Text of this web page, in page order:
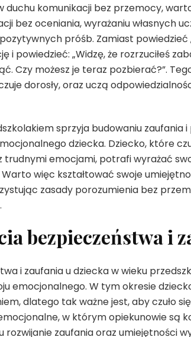
duchu komunikacji bez przemocy,
bez oceniania, wyrażaniu własnych
próśb. Zamiast powiedzieć
i powiedzieć: „Widzę, że rozrzuciłeś
Czy możesz je teraz pozbierać?”.
dorosły, oraz uczą
sprzyja budowaniu zaufania
dziecka. Dziecko, które
trudnymi emocjami, potrafi wyrażać
więc kształtować swoje
zasady porozumienia bez
bezpieczeństwa i
i zaufania u dziecka w wieku
emocjonalnego. W tym okresie
dlatego tak ważne jest, aby czuło
w którym opiekunowie są
rozwijanie zaufania oraz umiejętności